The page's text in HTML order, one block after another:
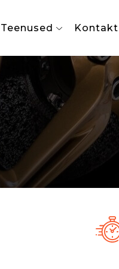
Teenused Kontakt